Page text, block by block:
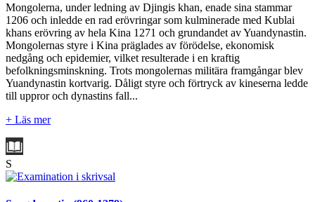
Mongolerna, under ledning av Djingis khan, enade sina stammar
1206 och inledde en rad erövringar som kulminerade med Kublai
khans erövring av hela Kina 1271 och grundandet av Yuandynastin.
Mongolernas styre i Kina präglades av förödelse, ekonomisk
nedgång och epidemier, vilket resulterade i en kraftig
befolkningsminskning. Trots mongolernas militära framgångar blev
Yuandynastin kortvarig. Dåligt styre och förtryck av kineserna ledde
till uppror och dynastins fall...
+ Läs mer
S